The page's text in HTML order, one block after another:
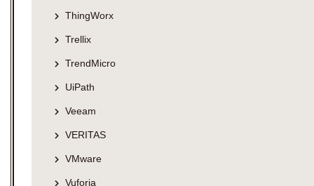
ThingWorx
Trellix
TrendMicro
UiPath
Veeam
VERITAS
VMware
Vuforia